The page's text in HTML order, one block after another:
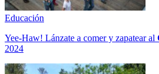
Educación
Yee-Haw! Lánzate a comer y zapatear al
2024